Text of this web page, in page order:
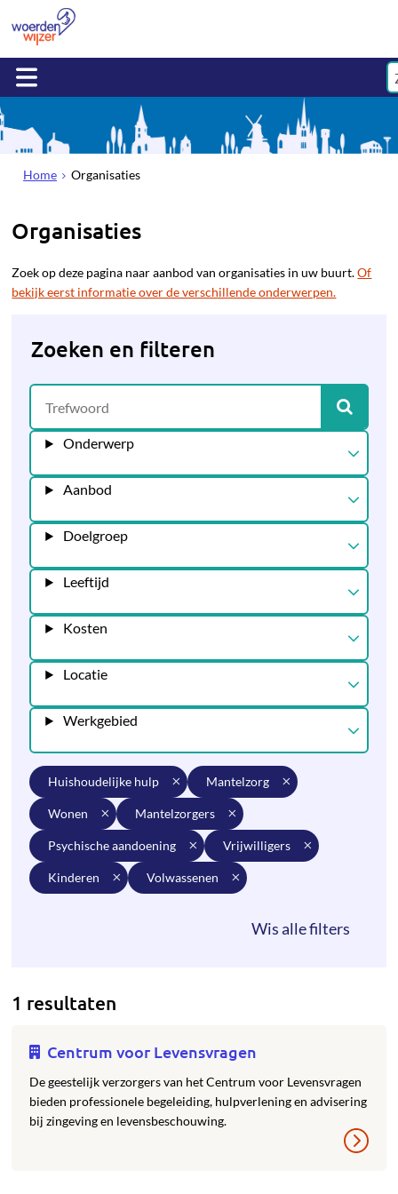
Home Organisaties
Organisaties
Zoek op deze pagina naar aanbod van organisaties in uw buurt.Of
bekijk eerst informatie over de verschillende onderwerpen.
Zoeken en filteren
Onderwerp
Aanbod
Doelgroep
Leeftijd
Kosten
Locatie
Werkgebied
huishoudelijke hulp mantelzorg
wonen mantelzorgers
psychische aandoening vrijwilligers
kinderen volwassenen
1 resultaten
Centrum voor Levensvragen
De geestelijk verzorgers van het Centrum voor Levensvragen
bieden professionele begeleiding, hulpverlening en advisering
bij zingeving en levensbeschouwing.